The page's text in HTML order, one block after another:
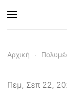
Skip to
Αρχική
Πεμ, Σεπ 22,